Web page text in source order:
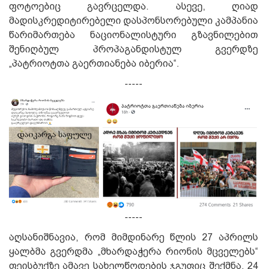
ფოტოებიც გავრცელდა. ასევე, ღიად
მადისკრედიტირებელი დასპონსორებული კამპანია
წარიმართება ნაციონალისტური გზავნილებით
შენიღბულ პროპაგანდისტულ გვერდზე
„პატრიოტთა გაერთიანება იბერია“.
-----
-----
აღსანიშნავია, რომ მიმდინარე წლის 27 აპრილს
ყალბმა გვერდმა „მხარდაჭერა რიონის მცველებს“
ფეისბუქზე ამავე სახელწოდების ჯგუფიც შექმნა. 24